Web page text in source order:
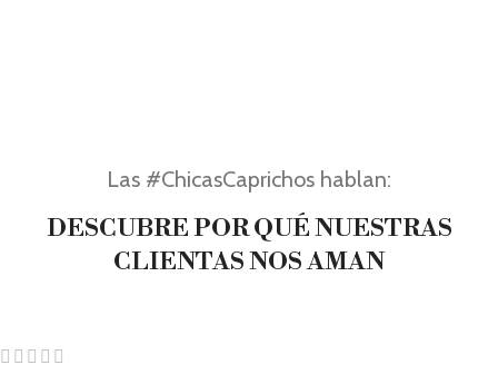
Las #ChicasCaprichos hablan:
DESCUBRE POR QUÉ NUESTRAS
CLIENTAS NOS AMAN